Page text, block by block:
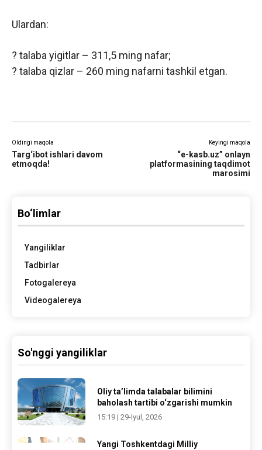
Ulardan:
? talaba yigitlar – 311,5 ming nafar;
? talaba qizlar – 260 ming nafarni tashkil etgan.
Oldingi maqola
Targ‘ibot ishlari davom
etmoqda!
Keyingi maqola
“e-kasb.uz” onlayn
platformasining taqdimot
marosimi
Bo‘limlar
Yangiliklar
Tadbirlar
Fotogalereya
Videogalereya
So'nggi yangiliklar
Oliy ta’limda talabalar bilimini
baholash tartibi o‘zgarishi mumkin
15:19 | 29-Iyul, 2026
Yangi Toshkentdagi Milliy